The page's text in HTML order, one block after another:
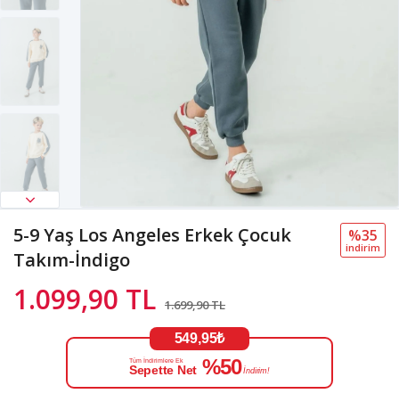
5-9 Yaş Los Angeles Erkek Çocuk
Takım-İndigo
1.099,90 TL 1.699,90 TL
%35
i̇ndi̇ri̇m
549,95₺
Tüm İndirimlere Ek
Sepette Net %50 İndirim!